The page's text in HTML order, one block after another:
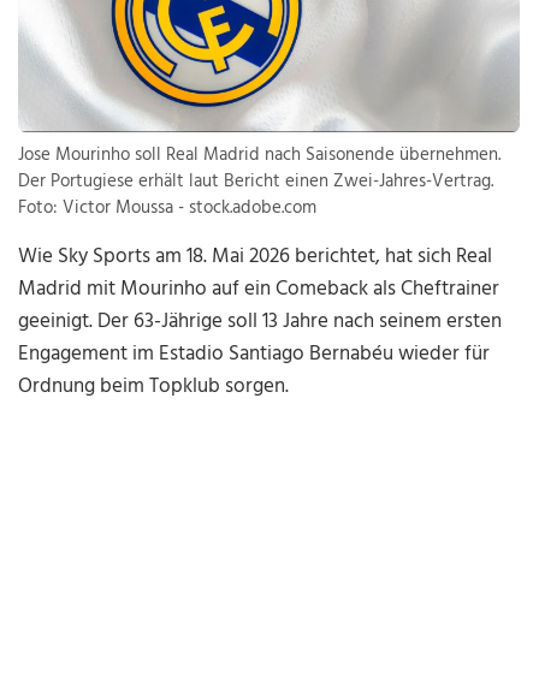
Jose Mourinho soll Real Madrid nach Saisonende übernehmen.
Der Portugiese erhält laut Bericht einen Zwei-Jahres-Vertrag.
Foto: Victor Moussa - stock.adobe.com
Wie Sky Sports am 18. Mai 2026 berichtet, hat sich Real
Madrid mit Mourinho auf ein Comeback als Cheftrainer
geeinigt. Der 63-Jährige soll 13 Jahre nach seinem ersten
Engagement im Estadio Santiago Bernabéu wieder für
Ordnung beim Topklub sorgen.